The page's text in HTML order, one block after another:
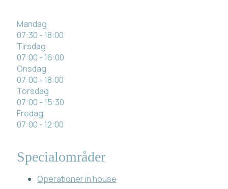
Mandag
07:30 - 18:00
Tirsdag
07:00 - 16:00
Onsdag
07:00 - 18:00
Torsdag
07:00 - 15:30
Fredag
07:00 - 12:00
Specialområder
Operationer in house